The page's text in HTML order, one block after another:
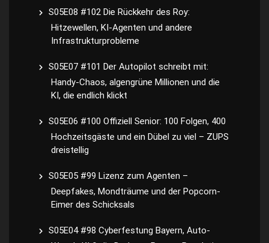
S05E08 #102 Die Rückkehr des Roy:
Hitzewellen, KI-Agenten und andere
Infrastrukturprobleme
S05E07 #101 Der Autopilot schreibt mit:
Handy-Chaos, algengrüne Millionen und die
KI, die endlich klickt
S05E06 #100 Offiziell Senior: 100 Folgen, 400
Hochzeitsgäste und ein Dübel zu viel – ZUPS
dreistellig
S05E05 #99 Lizenz zum Agenten –
Deepfakes, Mondträume und der Popcorn-
Eimer des Schicksals
S05E04 #98 Cyberfestung Bayern, Auto-